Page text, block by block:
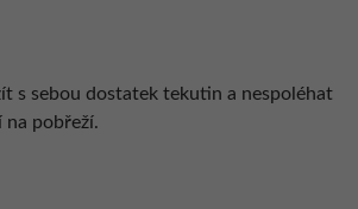
s sebou dostatek tekutin a nespoléhat
na pobřeží.